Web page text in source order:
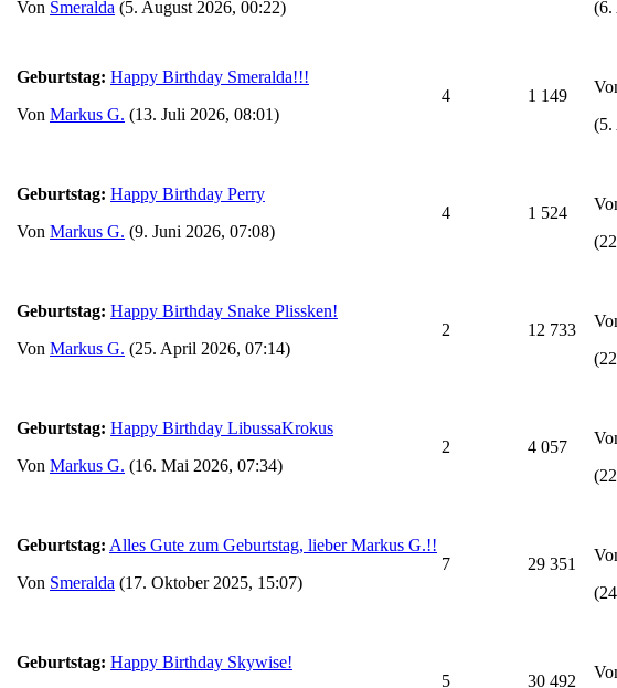
Von Smeralda (5. August 2026, 00:22)
(6.
Geburtstag: Happy Birthday Smeralda!!!
Von Markus G. (13. Juli 2026, 08:01)
4 1 149
(5.
Geburtstag: Happy Birthday Perry
Von Markus G. (9. Juni 2026, 07:08)
4 1 524
Geburtstag: Happy Birthday Snake Plissken!
Von Markus G. (25. April 2026, 07:14)
2 12 733
Geburtstag: Happy Birthday LibussaKrokus
Von Markus G. (16. Mai 2026, 07:34)
2 4 057
Geburtstag: Alles Gute zum Geburtstag, lieber Markus G.!!
Von Smeralda (17. Oktober 2025, 15:07)
7 29 351
Geburtstag: Happy Birthday Skywise!
5
30 492